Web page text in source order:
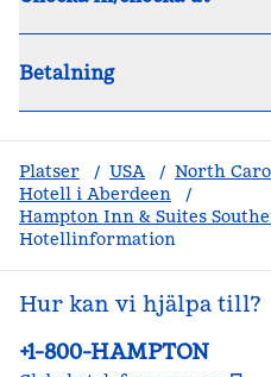
Betalning
Platser / USA / North
Hotell i Aberdeen
/
Hampton Inn & Suites
Hotellinformation
Hur kan vi hjälpa till?
Telefon:
+1-800-HAMPTON